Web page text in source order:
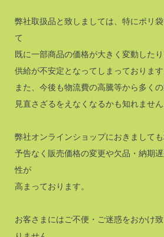
弊社取扱品と致しましては、特にポリ
て
既に一部商品の価格が大きく変動したり
供給が不安定となってしまっております
また、今後も物流費の高騰等から多く
見直さざるをえなくなるかも知れません
弊社オンラインショップにおきましても
予告なく販売価格の変更や欠品・納期
性が
高まっております。
お客さまにはご不便・ご迷惑をおかけ